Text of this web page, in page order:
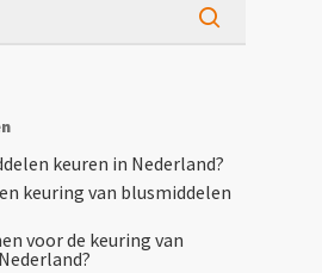
keuren in Nederland?
keuring van blusmiddelen
voor de keuring van